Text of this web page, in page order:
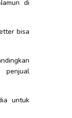
di
bisa
penjual
untuk